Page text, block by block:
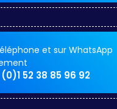
et sur WhatsApp
52 38 85 96 92